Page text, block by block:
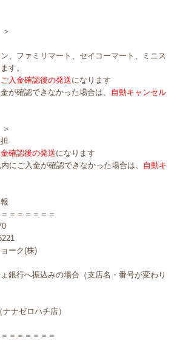
、ファミリマート、セイコーマート、ミニス
す。
ご入金確認後の発送になります
が確認できなかった場合は、 自動キャンセル
金確認後の発送になります
にご入金が確認できなかった場合は、 自動キ
＝＝＝＝＝＝
ーク(株)
銀行へ振込みの場合（支店名・番号が変わり
ナゼロハチ店）
＝＝＝＝＝＝